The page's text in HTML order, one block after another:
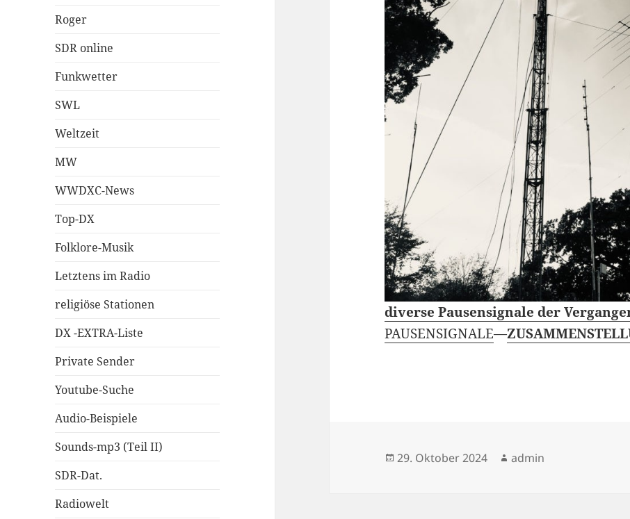
Roger
SDR online
Funkwetter
SWL
Weltzeit
MW
WWDXC-News
Top-DX
Folklore-Musik
Letztens im Radio
religiöse Stationen
DX -EXTRA-Liste
Private Sender
Youtube-Suche
Audio-Beispiele
Sounds-mp3 (Teil II)
SDR-Dat.
Radiowelt
diverse Pausensignale der
PAUSENSIGNALE—
Veröffentlicht
29. Oktober 2024 Autor
admin